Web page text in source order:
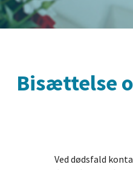
Bisættelse
Ved dødsfald